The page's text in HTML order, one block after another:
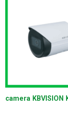
camera KBVISION